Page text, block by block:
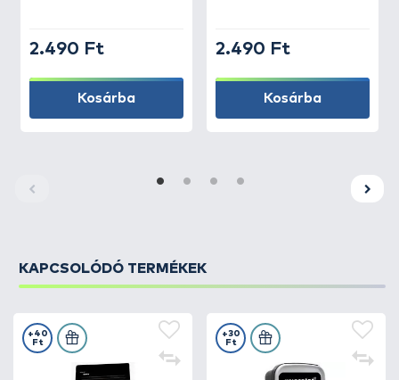
2.490 Ft
Kosárba
2.490 Ft
Kosárba
KAPCSOLÓDÓ TERMÉKEK
+40
Ft
+30
Ft